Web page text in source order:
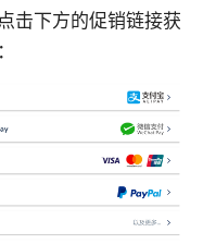
击下方的促销链接获